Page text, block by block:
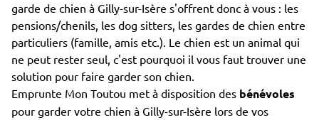
garde de chien à Gilly-sur-Isère s'offrent donc à vous : les
pensions/chenils, les dog sitters, les gardes de chien entre
particuliers (famille, amis etc.). Le chien est un animal qui
ne peut rester seul, c'est pourquoi il vous faut trouver une
solution pour faire garder son chien.
Emprunte Mon Toutou met à disposition des bénévoles
pour garder votre chien à Gilly-sur-Isère lors de vos